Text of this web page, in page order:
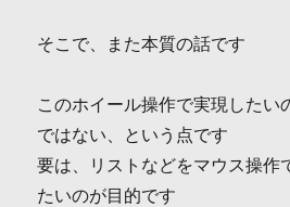
そこで、また本質の話です
このホイール操作で実現したい
ではない、という点です
要は、リストなどをマウス操作
たいのが目的です